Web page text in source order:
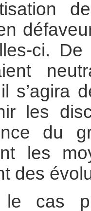
ci. De
s’agira
les
du
les
des
le cas